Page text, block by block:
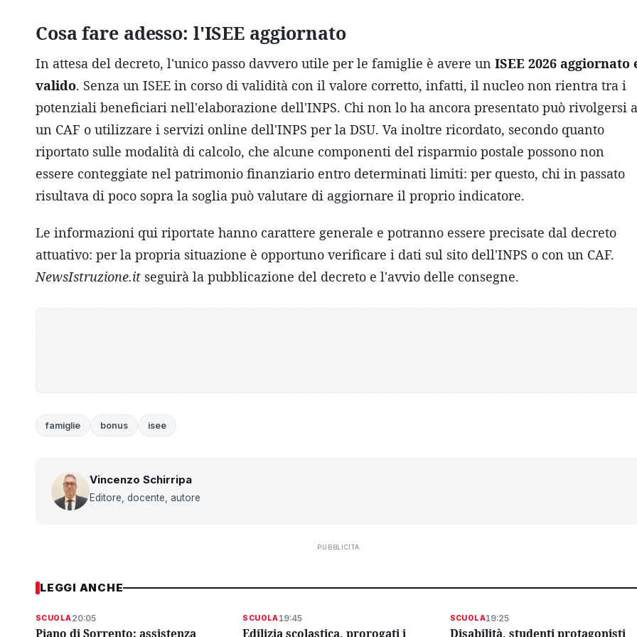
Cosa fare adesso: l'ISEE aggiornato
In attesa del decreto, l'unico passo davvero utile per le famiglie è avere un ISEE 2026 aggiornato
valido. Senza un ISEE in corso di validità con il valore corretto, infatti, il nucleo non rientra tra i
potenziali beneficiari nell'elaborazione dell'INPS. Chi non lo ha ancora presentato può rivolgersi a
un CAF o utilizzare i servizi online dell'INPS per la DSU. Va inoltre ricordato, secondo quanto
riportato sulle modalità di calcolo, che alcune componenti del risparmio postale possono non
essere conteggiate nel patrimonio finanziario entro determinati limiti: per questo, chi in passato
risultava di poco sopra la soglia può valutare di aggiornare il proprio indicatore.
Le informazioni qui riportate hanno carattere generale e potranno essere precisate dal decreto
attuativo: per la propria situazione è opportuno verificare i dati sul sito dell'INPS o con un CAF.
NewsIstruzione.it seguirà la pubblicazione del decreto e l'avvio delle consegne.
famiglie bonus isee
Vincenzo Schirripa
Editore, docente, autore
PUBBLICITÀ
LEGGI ANCHE
SCUOLA20:05
Piano di Sorrento: assistenza
SCUOLA19:45
Edilizia scolastica, prorogati i
SCUOLA19:25
Disabilità, studenti protagonisti